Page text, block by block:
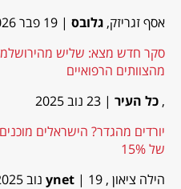
אסף זגריזק, גלובס | 19 פבר 2026
סקר חדש מצא: שליש
מהצוותים הרפואיים
, כל העיר | 23 נוב 2025
יורדים מהגדר? הישראלים
של 15%
הילה ציאון ,
ynet | 19 נוב 2025